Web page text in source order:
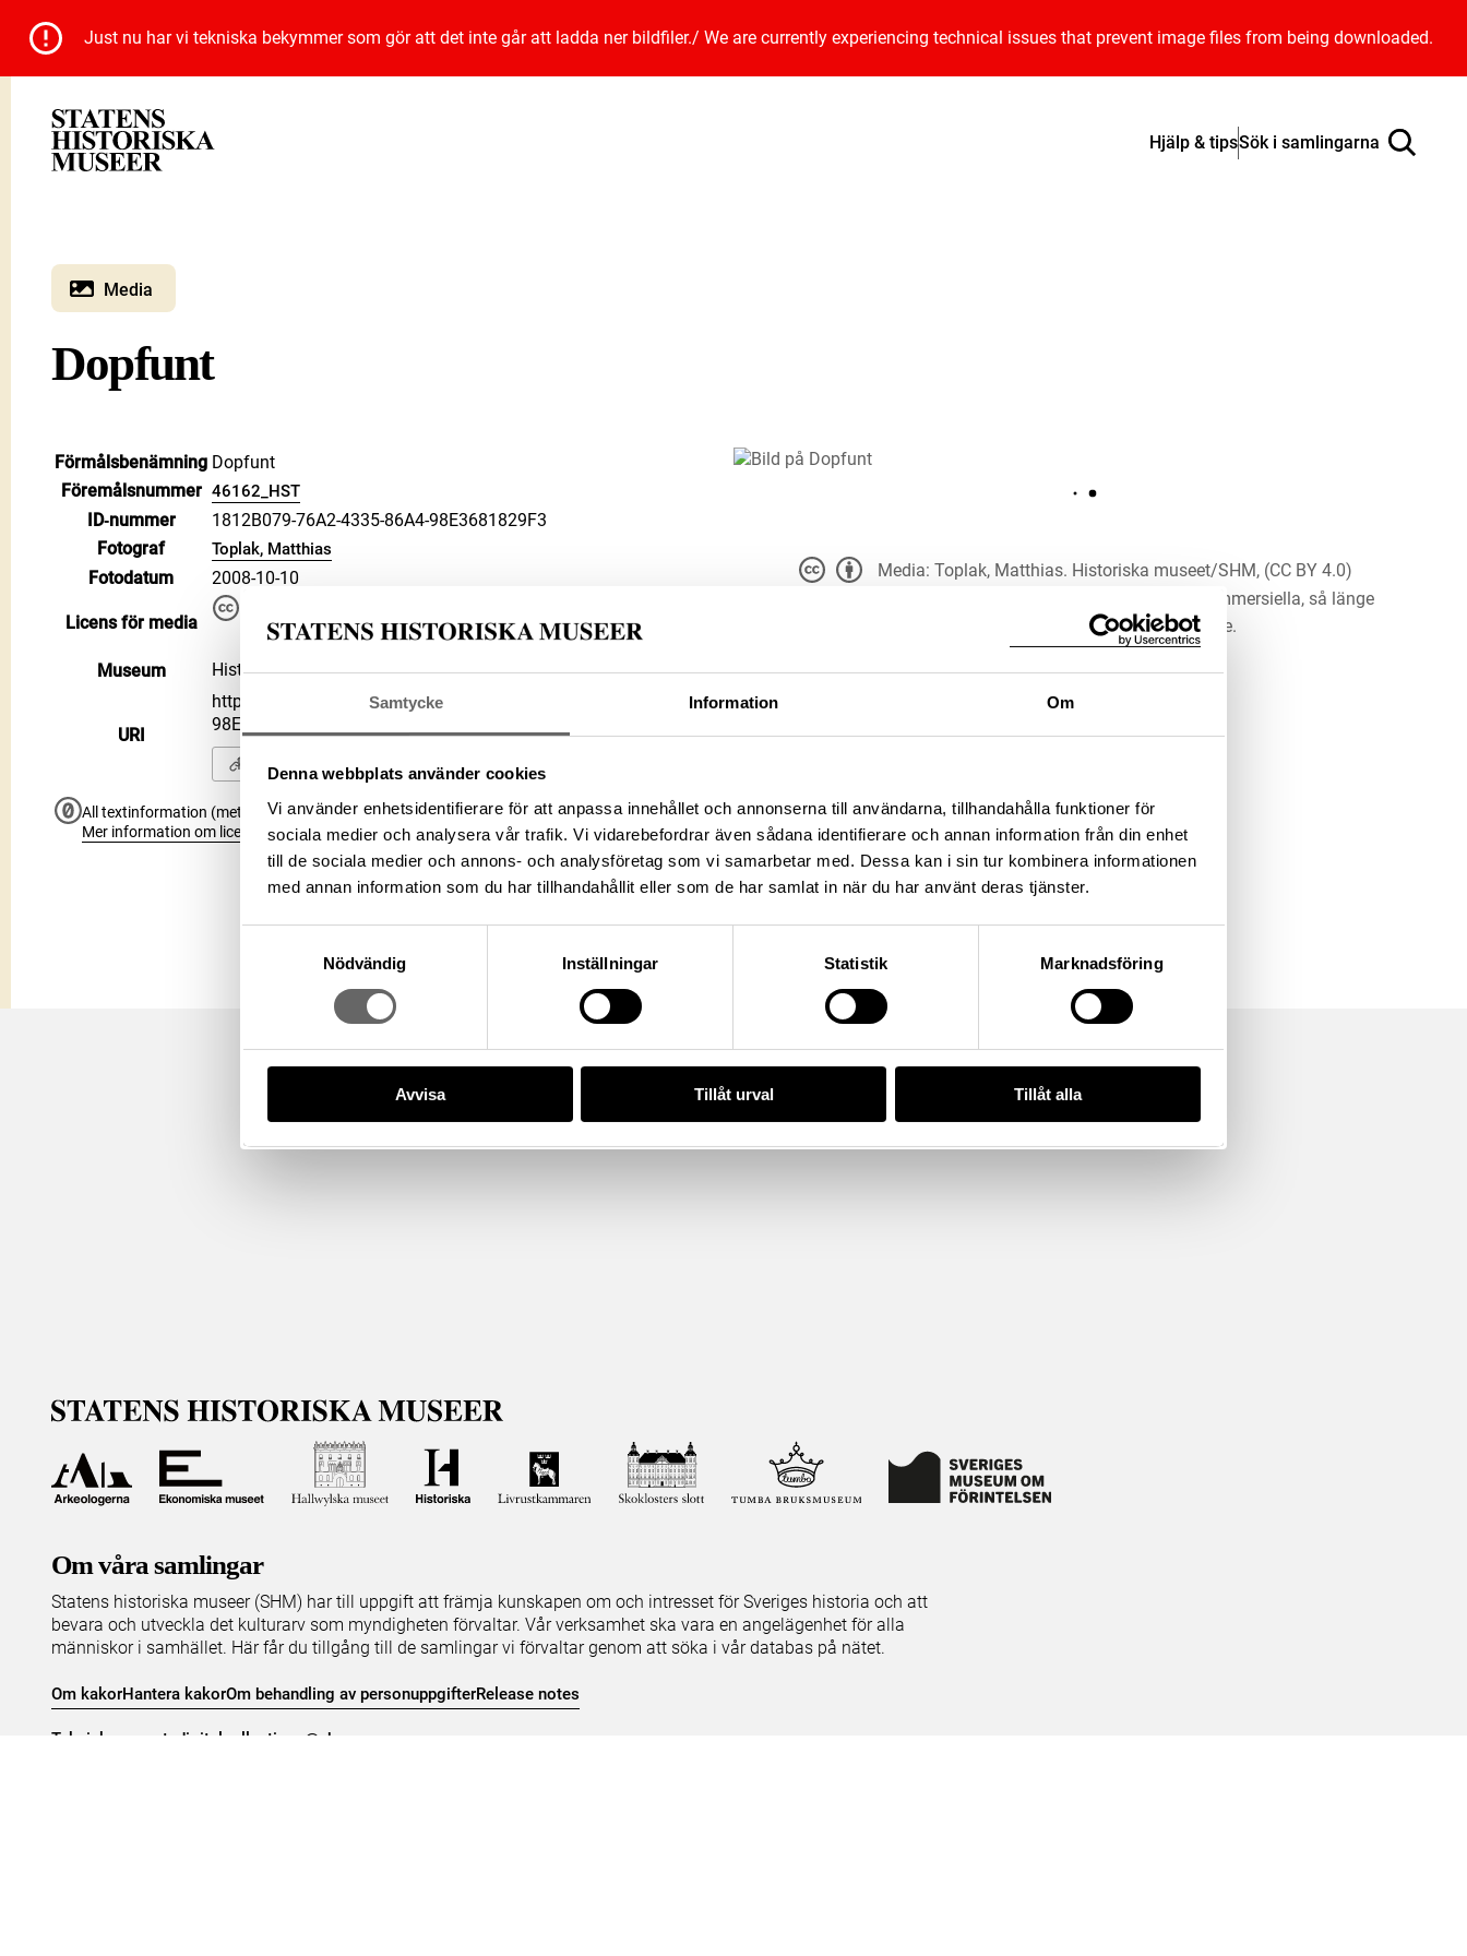
Samtycke Information Om
Denna webbplats använder cookies
Vi använder enhetsidentifierare för att anpassa innehållet och annonserna till användarna, tillhandahålla funktioner för
sociala medier och analysera vår trafik. Vi vidarebefordrar även sådana identifierare och annan information från din enhet
till de sociala medier och annons- och analysföretag som vi samarbetar med. Dessa kan i sin tur kombinera informationen
med annan information som du har tillhandahållit eller som de har samlat in när du har använt deras tjänster.
Nödvändig
Inställningar Statistik Marknadsföring
Avvisa Tillåt urval Tillåt alla
Just nu har vi tekniska bekymmer som gör att det inte går att ladda ner bildfiler./ We are currently experiencing technical issues that prevent image files from being downloaded.
Hjälp & tipsSök i samlingarna
Media
Dopfunt
Förmålsbenämning Dopfunt
Föremålsnummer 46162_HST
ID‑nummer
1812B079-76A2-4335-86A4-98E3681829F3
Fotograf
Toplak, Matthias
Fotodatum 2008-10-10
Licens för media
kommersiella, så länge du anger upphovsperson och licensgivare.
CC BY 4.0 International CC BY 4.0
Museum Historiska museet
URI
https://samlingar.shm.se/media/1812B079-76A2-4335-86A4-
98E3681829F3
Kopiera URI
All textinformation (metadata) på denna sida är fri att använda enligt licensen CC0.
Mer information om licenser hos Statens historiska museer.
Media: Toplak, Matthias. Historiska museet/SHM, (CC BY 4.0)
Du får bearbeta och dela verket för alla ändamål, även kommersiella, så länge
du anger upphovsperson och licensgivare.
LADDA NER MEDIA
Om våra samlingar
Statens historiska museer (SHM) har till uppgift att främja kunskapen om och intresset för Sveriges historia och att
bevara och utveckla det kulturarv som myndigheten förvaltar. Vår verksamhet ska vara en angelägenhet för alla
människor i samhället. Här får du tillgång till de samlingar vi förvaltar genom att söka i vår databas på nätet.
Om kakorHantera kakorOm behandling av personuppgifterRelease notes
Teknisk support: digitalcollections@shm.se